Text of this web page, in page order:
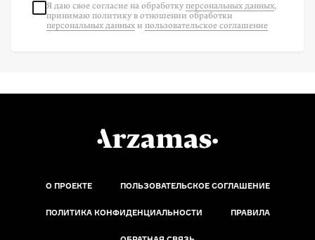
Я даю свое согласие на обработку персональных данных,
принимаю политику в отношении обработки
персональных данных и пользовательское соглашение
О ПРОЕКТЕ ПОЛЬЗОВАТЕЛЬСКОЕ СОГЛАШЕНИЕ
ПОЛИТИКА КОНФИДЕНЦИАЛЬНОСТИ ПРАВИЛА